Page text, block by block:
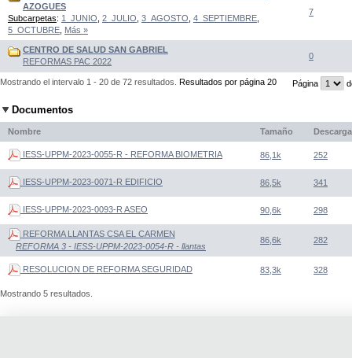
AZOGUES
Subcarpetas: 1_JUNIO 2_JULIO 3_AGOSTO 4_SEPTIEMBRE
5_OCTUBRE Más »
7
CENTRO DE SALUD SAN GABRIEL
REFORMAS PAC 2022
0
Mostrando el intervalo 1 - 20 de 72 resultados. Resultados por página 20 Página
Documentos
Nombre Tamaño
IESS-UPPM-2023-0055-R - REFORMA BIOMETRIA 86,1k 252
IESS-UPPM-2023-0071-R EDIFICIO 86,5k 341
IESS-UPPM-2023-0093-R ASEO 90,6k 298
REFORMA LLANTAS CSA EL CARMEN
REFORMA 3 - IESS-UPPM-2023-0054-R - llantas
86,6k 282
RESOLUCION DE REFORMA SEGURIDAD 83,3k 328
Mostrando 5 resultados.